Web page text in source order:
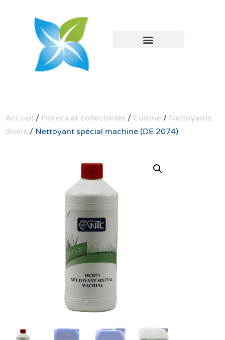
Accueil / Horeca et collectivités / Cuisine / Nettoyants
divers / Nettoyant spécial machine (DE 2074)